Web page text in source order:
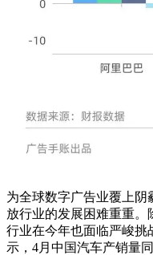
为全球数字广告业覆上阴
放行业的发展困难重重
行业在今年也面临严峻
示，4月中国汽车产销量